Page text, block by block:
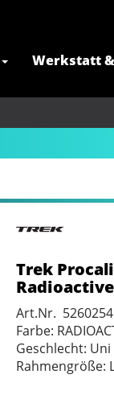
Werkstatt
Trek
Art.Nr. 5260254
Farbe:
Geschlecht: Uni
Rahmengröße: